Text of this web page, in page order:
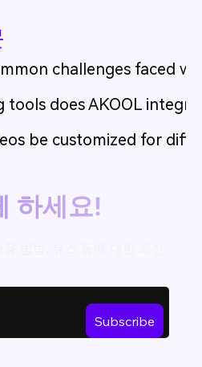
challenges faced
tools does AKOOL
be customized for
하세요!